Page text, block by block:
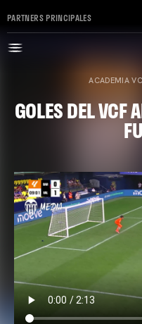
PARTNERS PRINCIPALES
ACADEMIA
GOLES DEL VCF